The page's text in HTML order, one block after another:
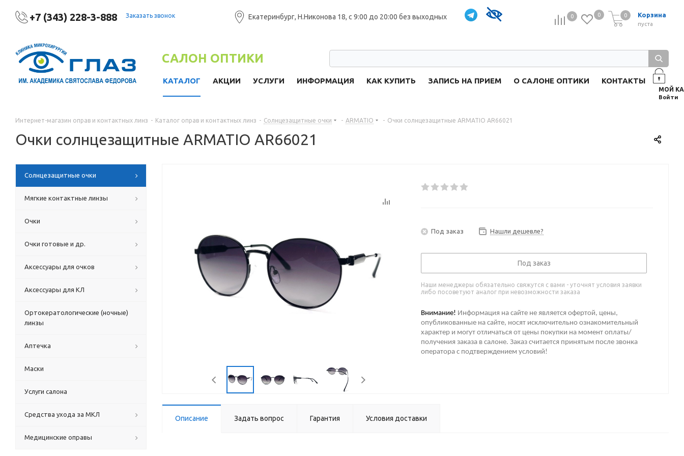
+7 (343) 228-3-888 Заказать звонок Екатеринбург, Н.Никонова 18, с 9:00 до 20:00 без выходных 0 0 Корзина
0
пуста
0
САЛОН ОПТИКИ
КАТАЛОГ АКЦИИ УСЛУГИ ИНФОРМАЦИЯ КАК КУПИТЬ ЗАПИСЬ НА ПРИЕМ О САЛОНЕ ОПТИКИ КОНТАКТЫ
Войти
Интернет-магазин оправ и контактных линз - Каталог оправ и контактных линз - Солнцезащитные очки - ARMATIO - Очки солнцезащитные ARMATIO AR66021
Очки солнцезащитные ARMATIO AR66021
Под заказ Нашли дешевле?
Под заказ
Наши менеджеры обязательно свяжутся с вами - уточнят условия заявки
либо посоветуют аналог при невозможности заказа
Внимание! Информация на сайте не является офертой, цены,
опубликованные на сайте, носят исключительно ознакомительный
характер и могут отличаться от цены покупки на момент оплаты/
получения заказа в салоне. Заказ считается принятым после звонка
оператора с подтверждением условий!
Описание Задать вопрос Гарантия Условия доставки
Солнцезащитные очки
Мягкие контактные линзы
Очки
Очки готовые и др.
Аксессуары для очков
Аксессуары для КЛ
Ортокератологические (ночные)
линзы
Аптечка
Маски
Услуги салона
Средства ухода за МКЛ
Медицинские оправы